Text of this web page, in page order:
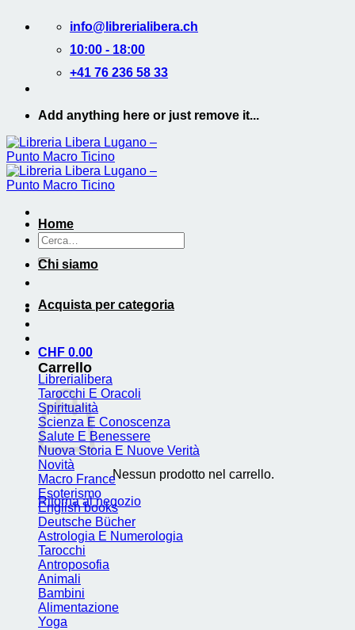
contenuti
info@librerialibera.ch
10:00 - 18:00
+41 76 236 58 33
Add anything here or just remove it...
Cerca:
CHF 0.00
Carrello
Nessun prodotto nel carrello.
Ritorna al negozio
Home
Chi siamo
Acquista per categoria
Librerialibera
Tarocchi E Oracoli
Spiritualità
Scienza E Conoscenza
Salute E Benessere
Nuova Storia E Nuove Verità
Novità
Macro France
Esoterismo
English books
Deutsche Bücher
Astrologia E Numerologia
Tarocchi
Antroposofia
Animali
Bambini
Alimentazione
Yoga